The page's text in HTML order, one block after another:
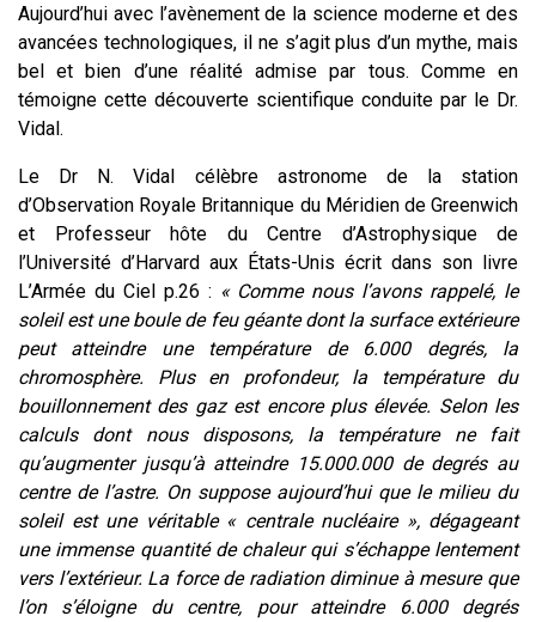
Aujourd’hui avec l’avènement de la science moderne et des
avancées technologiques, il ne s’agit plus d’un mythe, mais
bel et bien d’une réalité admise par tous. Comme en
témoigne cette découverte scientifique conduite par le Dr.
Vidal.
Le Dr N. Vidal célèbre astronome de la station
d’Observation Royale Britannique du Méridien de Greenwich
et Professeur hôte du Centre d’Astrophysique de
l’Université d’Harvard aux États-Unis écrit dans son livre
L’Armée du Ciel p.26 : « Comme nous l’avons rappelé, le
soleil est une boule de feu géante dont la surface extérieure
peut atteindre une température de 6.000 degrés, la
chromosphère. Plus en profondeur, la température du
bouillonnement des gaz est encore plus élevée. Selon les
calculs dont nous disposons, la température ne fait
qu’augmenter jusqu’à atteindre 15.000.000 de degrés au
centre de l’astre. On suppose aujourd’hui que le milieu du
soleil est une véritable « centrale nucléaire », dégageant
une immense quantité de chaleur qui s’échappe lentement
vers l’extérieur. La force de radiation diminue à mesure que
l’on s’éloigne du centre, pour atteindre 6.000 degrés